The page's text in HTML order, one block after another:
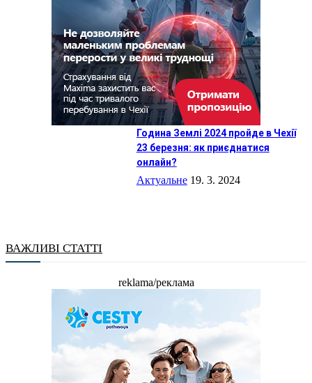
Година Землі 2024 пройде в Чехії
23 березня: як приєднатися
онлайн?
Актуальне 19. 3. 2024
ВАЖЛИВІ СТАТТІ
reklama/реклама